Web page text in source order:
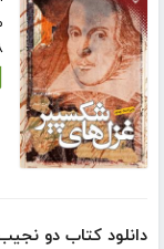
دانلود کتاب دو نجیب